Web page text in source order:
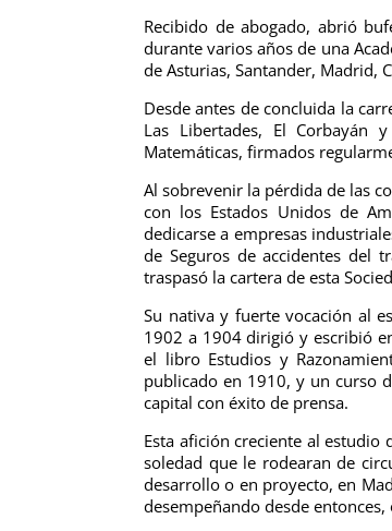
Recibido de abogado, abrió
durante varios años de una
de Asturias, Santander, Madrid,
Desde antes de concluida la
Las Libertades, El Corbayán
Matemáticas, firmados
Al sobrevenir la pérdida de las
con los Estados Unidos de
dedicarse a empresas
de Seguros de accidentes del
traspasó la cartera de esta
Su nativa y fuerte vocación al
1902 a 1904 dirigió y escribió
el libro Estudios y
publicado en 1910, y un curso
capital con éxito de prensa.
Esta afición creciente al
soledad que le rodearan de
desarrollo o en proyecto, en
desempeñando desde